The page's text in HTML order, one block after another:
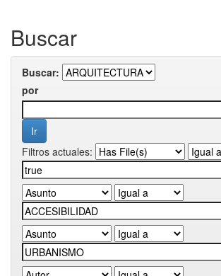
Buscar
Buscar:
por
Filtros actuales: